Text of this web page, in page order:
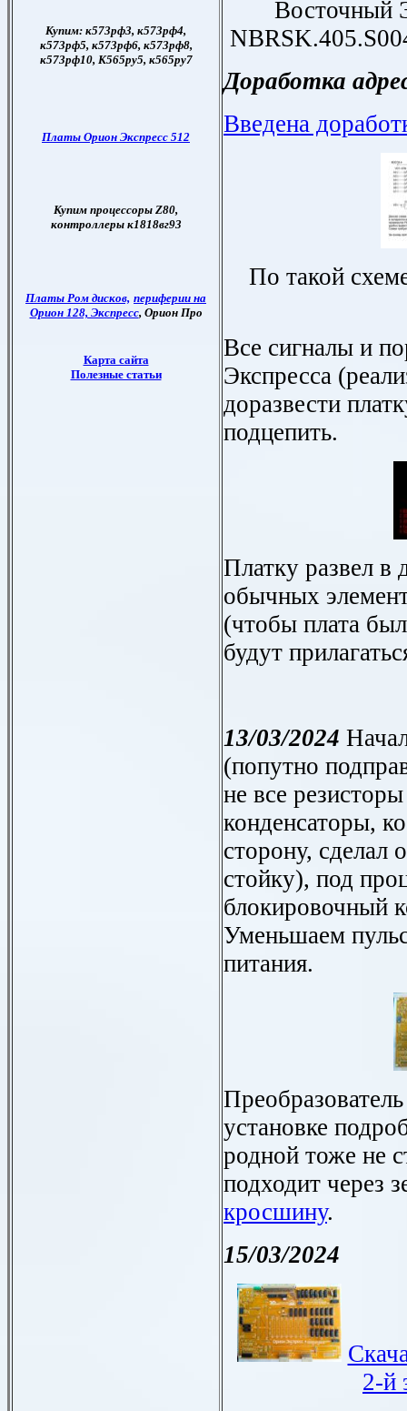
Восточный
Доработка
Введена
По такой
Все сигналы и
Экспресса
доразвести
подцепить.
Платку развел в
обычных
(чтобы плата
будут
13/03/2024
(попутно
не все
конденсаторы,
сторону, сделал
стойку), под
блокировочный
Уменьшаем
питания.
установке
родной тоже не
подходит через
кросшину.
15/03/2024
2-й